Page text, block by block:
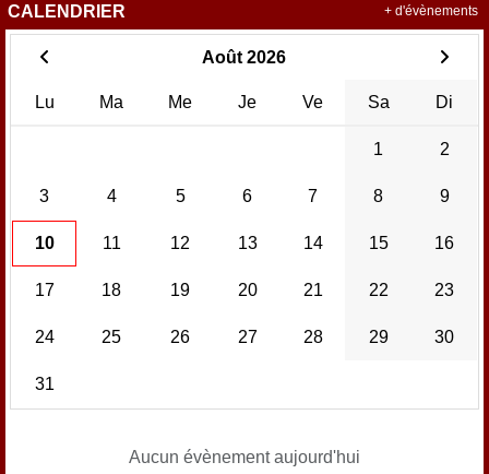
CALENDRIER
Août 2026
Lu Ma Me Je Ve Sa Di
1 2
3 4 5 6 7 8 9
10 11 12 13 14 15 16
17 18 19 20 21 22 23
24 25 26 27 28 29 30
31
Aucun évènement aujourd'hui
+ d'évènements